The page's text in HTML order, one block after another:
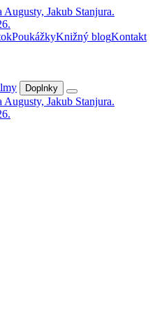
PoukážkyKnižný blogKontakt
Doplnky